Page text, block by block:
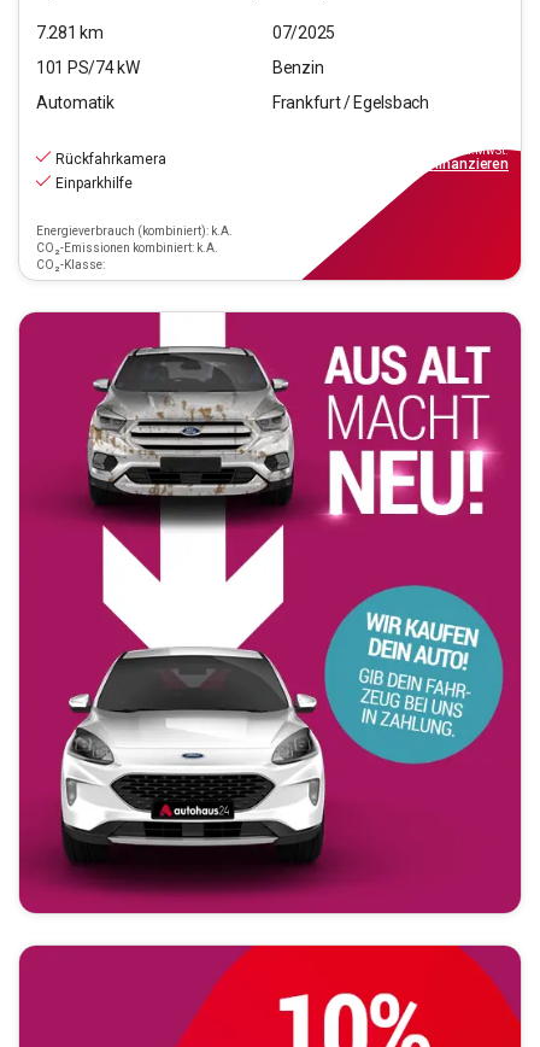
7.281 km
07/2025
101 PS/74kW
Benzin
Automatik
Frankfurt / Egelsbach
Rückfahrkamera
Einparkhilfe
Energieverbrauch (kombiniert): k.A.
CO₂-Emissionen kombiniert: k.A.
CO₂-Klasse:
inkl.MwSt.
finanzieren